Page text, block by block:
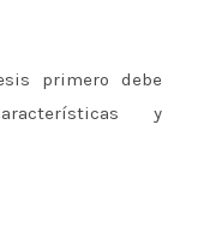
primero debe
y